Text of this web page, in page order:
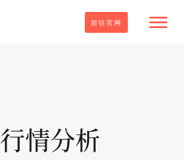
前往官网
行情分析